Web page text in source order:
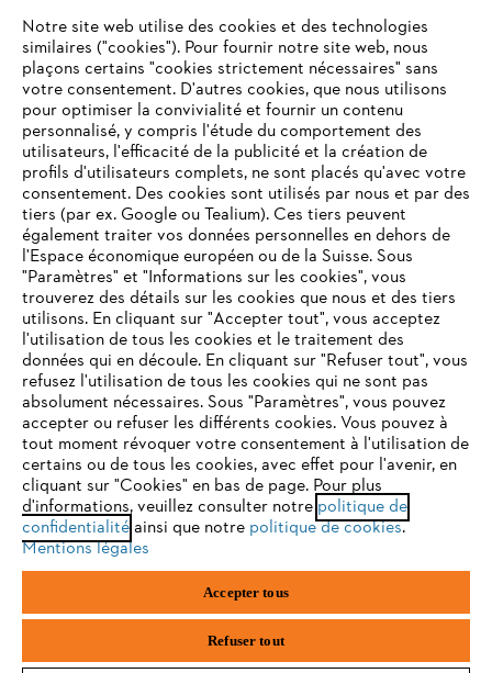
L'Entreprise
Questions fréquentes
Service
Politique de protection des données
Mentions légales Cookies
Informations juridiques
STIHL VERTRIEBS AG, 8617 Mönchaltorf
VOTRE NAVIGATEUR INTERNET
N'EST PLUS PRIS EN CHARGE
Vous utilisez un navigateur Internet que nous ne prenons plus
en charge, et certaines fonctionnalités de notre site ne
peuvent fonctionner correctement. Pour une utilisation
optimale de notre site, nous vous recommandons de passer à
l'un des navigateurs suivants :
firefox chrome
Notre site web utilise des cookies et des technologies
similaires ("cookies"). Pour fournir notre site web, nous
plaçons certains "cookies strictement nécessaires" sans
votre consentement. D'autres cookies, que nous utilisons
pour optimiser la convivialité et fournir un contenu
personnalisé, y compris l'étude du comportement des
utilisateurs, l'efficacité de la publicité et la création de
profils d'utilisateurs complets, ne sont placés qu'avec votre
consentement. Des cookies sont utilisés par nous et par des
tiers (par ex. Google ou Tealium). Ces tiers peuvent
également traiter vos données personnelles en dehors de
l'Espace économique européen ou de la Suisse. Sous
"Paramètres" et "Informations sur les cookies", vous
trouverez des détails sur les cookies que nous et des tiers
utilisons. En cliquant sur "Accepter tout", vous acceptez
l'utilisation de tous les cookies et le traitement des
données qui en découle. En cliquant sur "Refuser tout", vous
refusez l'utilisation de tous les cookies qui ne sont pas
absolument nécessaires. Sous "Paramètres", vous pouvez
accepter ou refuser les différents cookies. Vous pouvez à
tout moment révoquer votre consentement à l'utilisation de
certains ou de tous les cookies, avec effet pour l'avenir, en
cliquant sur "Cookies" en bas de page. Pour plus
d'informations, veuillez consulter notre politique de
confidentialitéainsi que notre politique de cookies.
Mentions légales
Accepter tous
Refuser tout